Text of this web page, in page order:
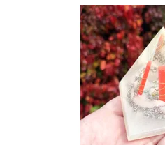
Dostupnost:
Vyprodáno
9247